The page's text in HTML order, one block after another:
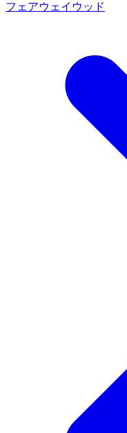
フェアウェイウッド